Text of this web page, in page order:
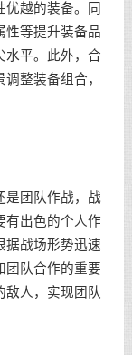
越的装备。同
性等提升装备品
水平。此外，合
整装备组合，
是团队作战，战
有出色的个人作
据战场形势迅速
团队合作的重要
敌人，实现团队